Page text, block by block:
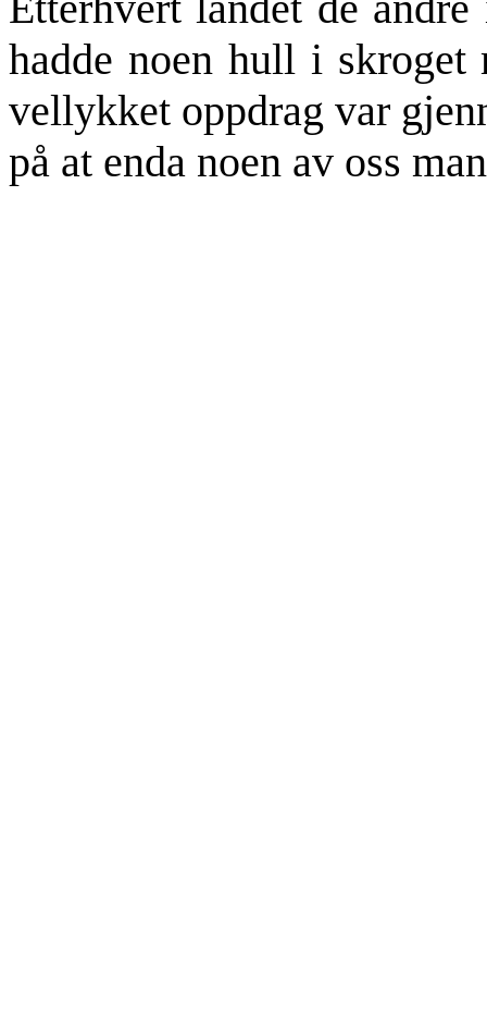
hadde noen hull i skroget
vellykket oppdrag var
på at enda noen av oss